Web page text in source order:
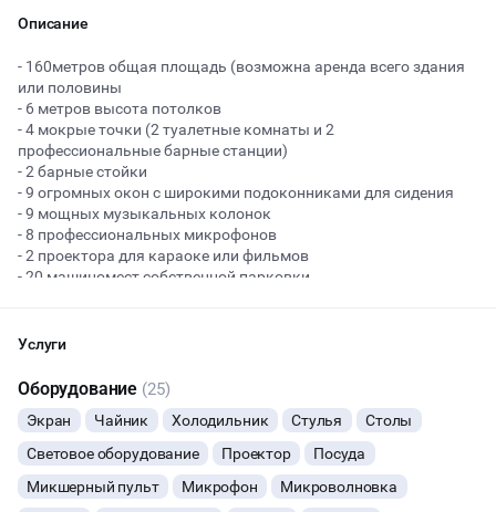
Описание
- 160метров общая площадь (возможна аренда всего здания
или половины
- 6 метров высота потолков
- 4 мокрые точки (2 туалетные комнаты и 2
профессиональные барные станции)
- 2 барные стойки
- 9 огромных окон с широкими подоконниками для сидения
- 9 мощных музыкальных колонок
- 8 профессиональных микрофонов
- 2 проектора для караоке или фильмов
- 20 машиномест собственной парковки
Услуги
Оборудование (25)
Экран Чайник Холодильник Стулья
Столы
Световое оборудование
Проектор
Посуда
Микшерный пульт
Микрофон
Микроволновка
от 5000 ₽ за час
Тип мероприятия
ВЕЧЕРИНКИ
СВАДЬБЫ
КОРПОРАТИВЫ
Начало
ДАННЫЙ ЛОФТ СЕЙЧАС НЕ АКТИВЕН